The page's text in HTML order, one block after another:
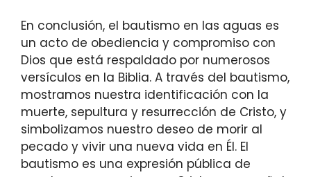
En conclusión, el bautismo en las aguas es
un acto de obediencia y compromiso con
Dios que está respaldado por numerosos
versículos en la Biblia. A través del bautismo,
mostramos nuestra identificación con la
muerte, sepultura y resurrección de Cristo, y
simbolizamos nuestro deseo de morir al
pecado y vivir una nueva vida en Él. El
bautismo es una expresión pública de